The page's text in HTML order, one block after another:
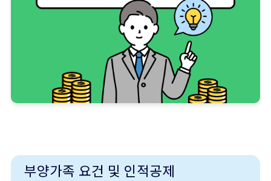
부양가족 요건 및 인적공제